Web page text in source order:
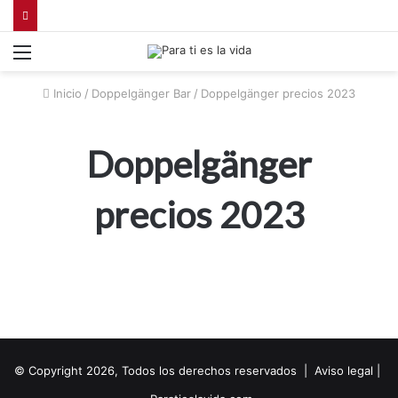
Inicio / Doppelgänger Bar / Doppelgänger precios 2023
Doppelgänger
precios 2023
© Copyright 2026, Todos los derechos reservados | Aviso legal